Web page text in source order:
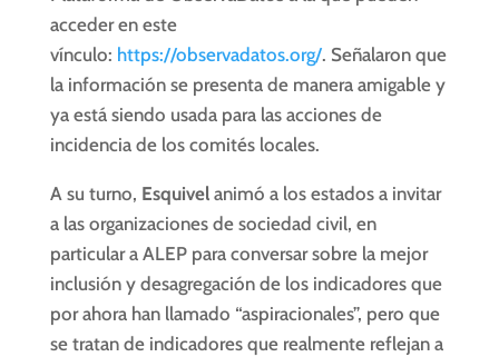
acceder en este
vínculo: https://observadatos.org/. Señalaron que
la información se presenta de manera amigable y
ya está siendo usada para las acciones de
incidencia de los comités locales.
A su turno, Esquivelanimó a los estados a invitar
a las organizaciones de sociedad civil, en
particular a ALEP para conversar sobre la mejor
inclusión y desagregación de los indicadores que
por ahora han llamado “aspiracionales”, pero que
se tratan de indicadores que realmente reflejan a